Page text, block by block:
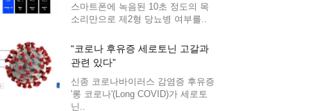
스마트폰에 녹음된 10초 정도의 목
소리만으로 제2형 당뇨병 여부를..
“코로나 후유증 세로토닌 고갈과
관련 있다”
신종 코로나바이러스 감염증 후유증
'롱 코로나'(Long COVID)가 세로토
닌..